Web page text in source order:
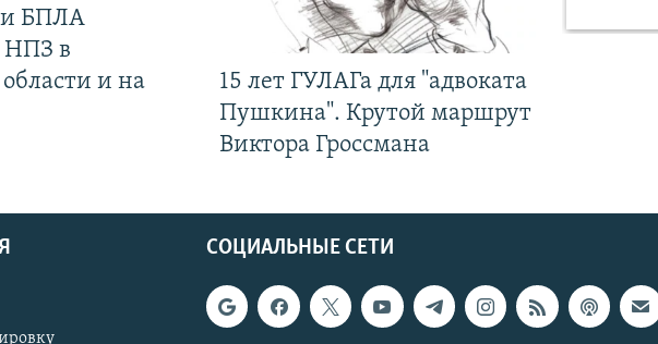
БПЛА
НПЗ в
и на
15 лет ГУЛАГа для "адвоката
Пушкина". Крутой маршрут
Виктора Гроссмана
СОЦИАЛЬНЫЕ СЕТИ